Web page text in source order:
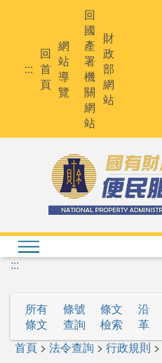
:::
回
首
頁
網
站
導
覽
回
國
產
署
機
關
網
站
財
政
部
網
站
:::
所有
條文
條號
查詢
條文
檢索
沿
革
首頁 > 法令查詢 > 行政規則 >